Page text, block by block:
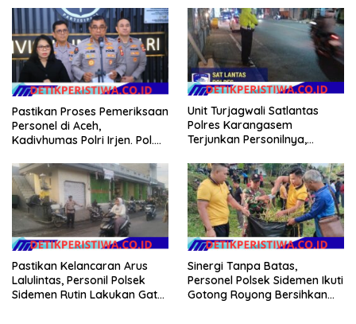
Pastikan Proses Pemeriksaan
Personel di Aceh,
Kadivhumas Polri Irjen. Pol.
Dilaksanakan Secara
Profesional dan Transparan
Unit Turjagwali Satlantas
Polres Karangasem
Terjunkan Personilnya,
dan Blue Light Patrol
Pastikan Kelancaran Arus
Lalulintas, Personil Polsek
Sidemen Rutin Lakukan Gatur
Sinergi Tanpa Batas,
Personel Polsek Sidemen Ikuti
Gotong Royong Bersihkan